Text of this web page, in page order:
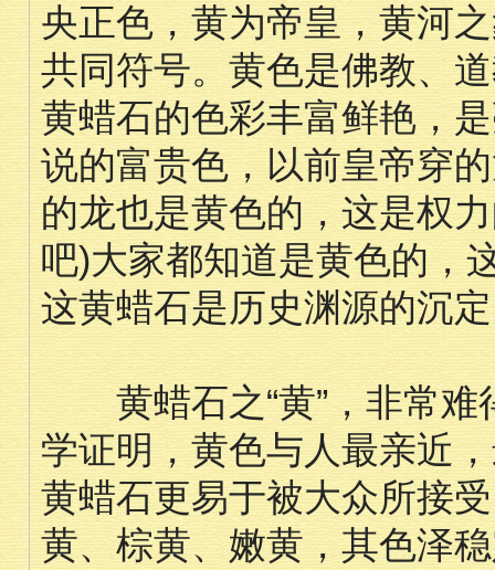
央正色，黄为帝皇，黄河
共同符号。黄色是佛教、
黄蜡石的色彩丰富鲜艳，
说的富贵色，以前皇帝穿
的龙也是黄色的，这是权
吧)大家都知道是黄色的，
这黄蜡石是历史渊源的沉
黄蜡石之“黄”，非常难
学证明，黄色与人最亲近
黄蜡石更易于被大众所接
黄、棕黄、嫩黄，其色泽